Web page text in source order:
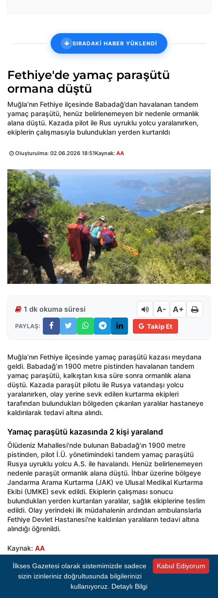
SIRADAKİ HABER YÜKLENDİ
Fethiye'de yamaç paraşütü
ormana düştü
Muğla’nın Fethiye ilçesinde Babadağ’dan havalanan tandem
yamaç paraşütü, henüz belirlenemeyen bir nedenle ormanlık
alana düştü. Kazada pilot ile Rus uyruklu yolcu yaralanırken,
ekiplerin çalışmasıyla bulundukları yerden kurtarıldı
Oluşturulma: 02.06.2026 18:51Kaynak: AA
1 dk okuma süresi A- A+
PAYLAŞ: Takip Et
Muğla’nın Fethiye ilçesinde yamaç paraşütü kazası meydana
geldi. Babadağ’ın 1900 metre pistinden havalanan tandem
yamaç paraşütü, kalkıştan kısa süre sonra ormanlık alana
düştü. Kazada paraşüt pilotu ile Rusya vatandaşı yolcu
yaralanırken, olay yerine sevk edilen kurtarma ekipleri
tarafından bulundukları bölgeden çıkarılan yaralılar hastaneye
kaldırılarak tedavi altına alındı.
Yamaç paraşütü kazasında 2 kişi yaraland
Ölüdeniz Mahallesi'nde bulunan Babadağ'ın 1900 metre
pistinden, pilot İ.Ü. yönetimindeki tandem yamaç paraşütü
Rusya uyruklu yolcu A.S. ile havalandı. Henüz belirlenemeyen
nedenle paraşüt ormanlık alana düştü. İhbar üzerine bölgeye
Jandarma Arama Kurtarma (JAK) ve Ulusal Medikal Kurtarma
Ekibi (UMKE) sevk edildi. Ekiplerin çalışması sonucu
bulundukları yerden kurtarılan yaralılar, sağlık ekiplerine teslim
edildi. Olay yerindeki ilk müdahalenin ardından ambulanslarla
Fethiye Devlet Hastanesi'ne kaldırılan yaralıların tedavi altına
alındığı öğrenildi.
Kaynak: AA
İlkses Gazetesi'nden sıcak gelişmeleri anında
öğrenmek için Google Haberler'de bizi takip edin!
Kabul Ediyorum
İlkses Gazetesi olarak sistemimizde sadece
sizin izinleriniz doğrultusunda bilgilerinizi
kullanıyoruz. Detaylı Bilgi